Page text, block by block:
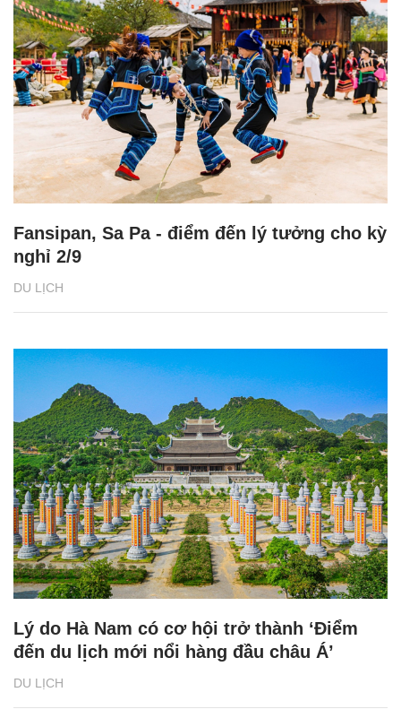
DU LỊCH
Fansipan, Sa Pa - điểm đến lý tưởng cho kỳ
nghỉ 2/9
DU LỊCH
Lý do Hà Nam có cơ hội trở thành ‘Điểm
đến du lịch mới nổi hàng đầu châu Á’